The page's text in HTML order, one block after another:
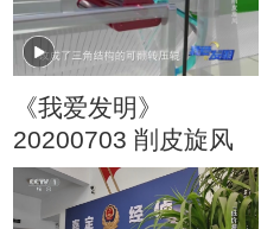
《我爱发明》
20200703 削皮旋风